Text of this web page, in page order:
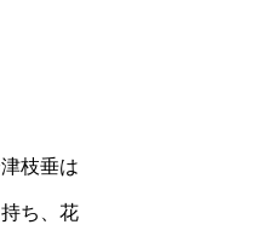
枝垂は
ち、花